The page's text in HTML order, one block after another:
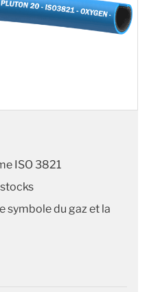
ISO 3821
symbole du gaz et la